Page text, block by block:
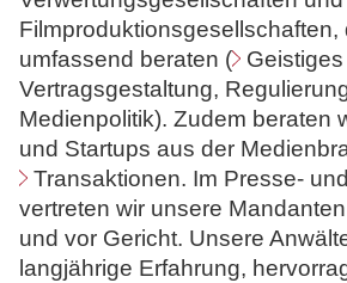
u
n
d
N
o
t
a
r
e
Filmproduktionsgesellschaften,
umfassend beraten (
Vertragsgestaltung,
Medienpolitik). Zudem beraten
und Startups aus der
Transaktionen. Im Presse-
vertreten wir unsere
und vor Gericht. Unsere
langjährige Erfahrung,